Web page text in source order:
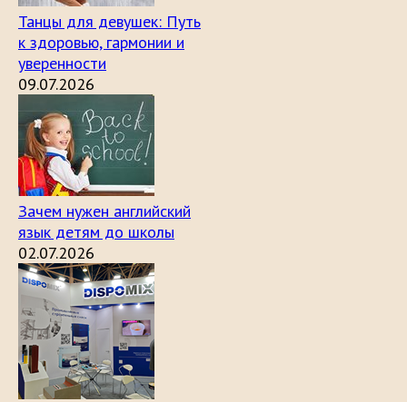
Танцы для девушек: Путь
к здоровью, гармонии и
уверенности
09.07.2026
Зачем нужен английский
язык детям до школы
02.07.2026